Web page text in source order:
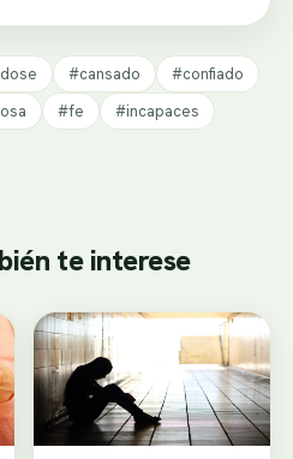
#cansado
#confiado
#fe
#incapaces
te interese